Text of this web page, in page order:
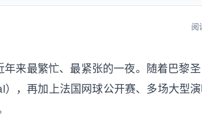
阅
来最繁忙、最紧张的一夜。随着巴黎
，再加上法国网球公开赛、多场大型